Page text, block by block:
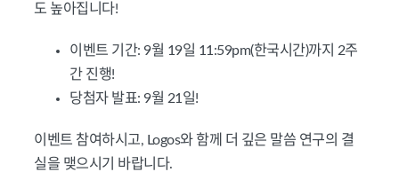
도 높아집니다!
이벤트 기간: 9월 19일 11:59pm(한국시간)까지 2주
간 진행!
당첨자 발표: 9월 21일!
이벤트 참여하시고, Logos와 함께 더 깊은 말씀 연구의 결
실을 맺으시기 바랍니다.